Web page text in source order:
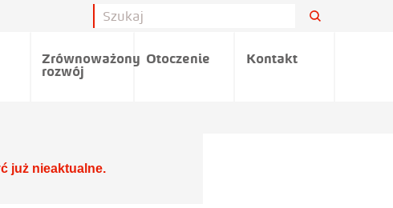
Zrównoważony
rozwój
Otoczenie Kontakt
już nieaktualne.